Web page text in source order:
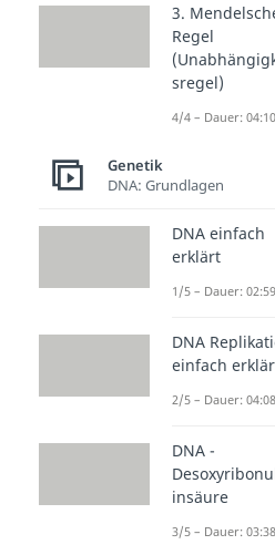
Du solltest
eine Mitose
stattfinden
besitzen (
ohne einen
Prokaryoten,
andere
Prokaryoten
3.
Regel
sregel)
4/4 – Dauer: 04:10
Genetik
DNA: Grundlagen
DNA einfach
erklärt
1/5 – Dauer: 02:59
DNA
einfach
2/5 – Dauer: 04:08
DNA -
insäure
3/5 – Dauer: 03:38